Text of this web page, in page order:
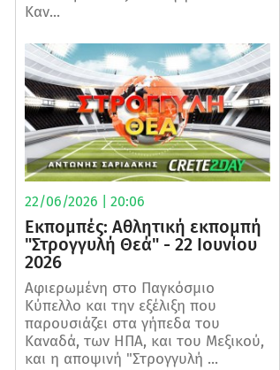
Καν...
22/06/2026 | 20:06
Εκπομπές: Αθλητική εκπομπή
"Στρογγυλή Θεά" - 22 Ιουνίου
2026
Αφιερωμένη στο Παγκόσμιο
Κύπελλο και την εξέλιξη που
παρουσιάζει στα γήπεδα του
Καναδά, των ΗΠΑ, και του Μεξικού,
και η αποψινή "Στρογγυλή ...